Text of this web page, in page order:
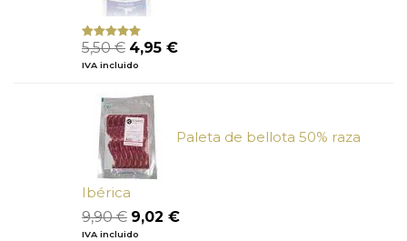
Valorado
con
de
5
5,50€ El
precio
era:
5,50 €.
4,95 €El
IVA incluido
Paleta de bellota 50% raza
Ibérica
9,90€ El
precio
9,02 €El
IVA incluido